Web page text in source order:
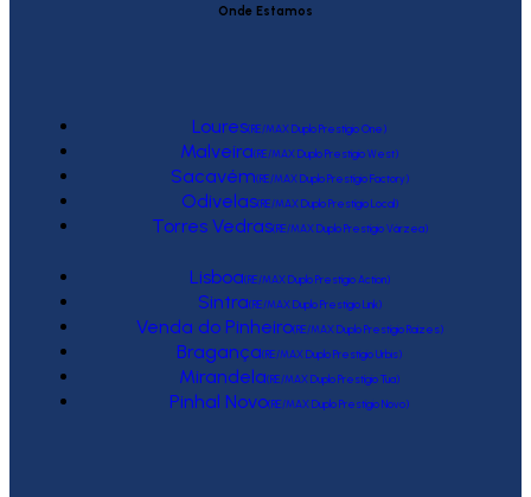
Onde Estamos
Loures(RE/MAX Duplo Prestígio One)
Malveira(RE/MAX Duplo Prestígio West)
Sacavém(RE/MAX Duplo Prestígio Factory)
Odivelas(RE/MAX Duplo Prestígio Local)
Torres Vedras(RE/MAX Duplo Prestígio Várzea)
Lisboa(RE/MAX Duplo Prestígio Action)
Sintra(RE/MAX Duplo Prestígio Link)
Venda do Pinheiro(RE/MAX Duplo Prestígio Raízes)
Bragança(RE/MAX Duplo Prestígio Urbis)
Mirandela(RE/MAX Duplo Prestígio Tua)
Pinhal Novo(RE/MAX Duplo Prestígio Novo)